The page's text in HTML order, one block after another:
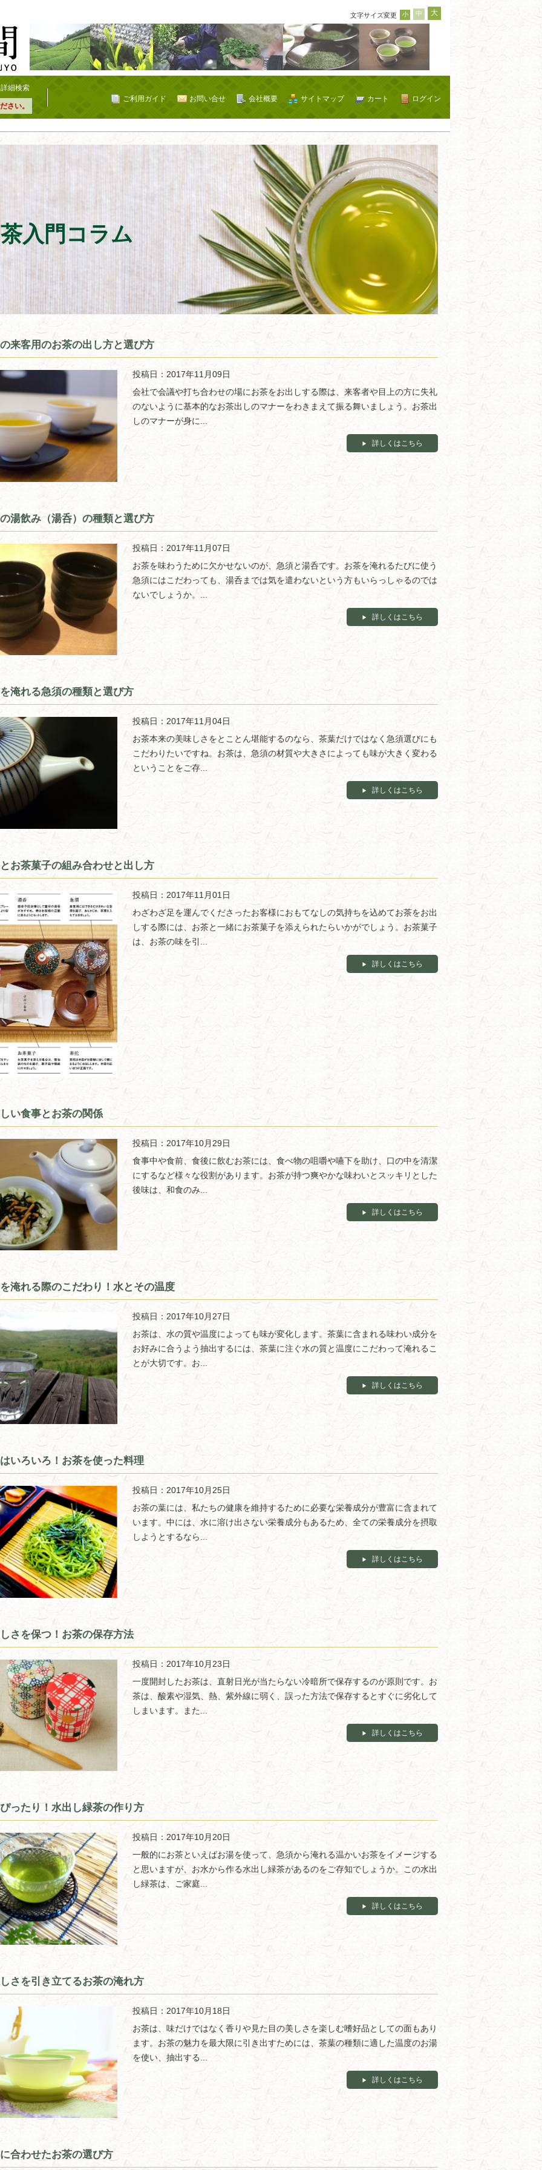
文字サイズ変更 小 中 大
詳細検索
さい。
ログイン
カート
サイトマップ
会社概要
お問い合せ
ご利用ガイド
入門コラム
来客用のお茶の出し方と選び方
投稿日：2017年11月09日
会社で会議や打ち合わせの場にお茶をお出しする際は、来客者や目上の方に失礼
のないように基本的なお茶出しのマナーをわきまえて振る舞いましょう。お茶出
しのマナーが身に...
詳しくはこちら
湯飲み（湯呑）の種類と選び方
投稿日：2017年11月07日
お茶を味わうために欠かせないのが、急須と湯呑です。お茶を淹れるたびに使う
急須にはこだわっても、湯呑までは気を遣わないという方もいらっしゃるのでは
ないでしょうか。...
詳しくはこちら
淹れる急須の種類と選び方
投稿日：2017年11月04日
お茶本来の美味しさをとことん堪能するのなら、茶葉だけではなく急須選びにも
こだわりたいですね。お茶は、急須の材質や大きさによっても味が大きく変わる
ということをご存...
詳しくはこちら
お茶菓子の組み合わせと出し方
投稿日：2017年11月01日
わざわざ足を運んでくださったお客様におもてなしの気持ちを込めてお茶をお出
しする際には、お茶と一緒にお茶菓子を添えられたらいかがでしょう。お茶菓子
は、お茶の味を引...
詳しくはこちら
い食事とお茶の関係
投稿日：2017年10月29日
食事中や食前、食後に飲むお茶には、食べ物の咀嚼や嚥下を助け、口の中を清潔
にするなど様々な役割があります。お茶が持つ爽やかな味わいとスッキリとした
後味は、和食のみ...
詳しくはこちら
淹れる際のこだわり！水とその温度
投稿日：2017年10月27日
お茶は、水の質や温度によっても味が変化します。茶葉に含まれる味わい成分を
お好みに合うよう抽出するには、茶葉に注ぐ水の質と温度にこだわって淹れるこ
とが大切です。お...
詳しくはこちら
いろいろ！お茶を使った料理
投稿日：2017年10月25日
お茶の葉には、私たちの健康を維持するために必要な栄養成分が豊富に含まれて
います。中には、水に溶け出さない栄養成分もあるため、全ての栄養成分を摂取
しようとするなら...
詳しくはこちら
さを保つ！お茶の保存方法
投稿日：2017年10月23日
一度開封したお茶は、直射日光が当たらない冷暗所で保存するのが原則です。お
茶は、酸素や湿気、熱、紫外線に弱く、誤った方法で保存するとすぐに劣化して
しまいます。また...
詳しくはこちら
ったり！水出し緑茶の作り方
投稿日：2017年10月20日
一般的にお茶といえばお湯を使って、急須から淹れる温かいお茶をイメージする
と思いますが、お水から作る水出し緑茶があるのをご存知でしょうか。この水出
し緑茶は、ご家庭...
詳しくはこちら
さを引き立てるお茶の淹れ方
投稿日：2017年10月18日
お茶は、味だけではなく香りや見た目の美しさを楽しむ嗜好品としての面もあり
ます。お茶の魅力を最大限に引き出すためには、茶葉の種類に適した温度のお湯
を使い、抽出する...
詳しくはこちら
合わせたお茶の選び方